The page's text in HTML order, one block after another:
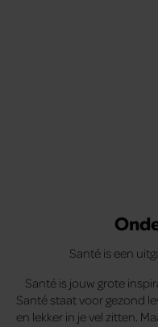
Santé is een
Santé is jouw grote
Santé staat voor gezond
en lekker in je vel zitten.